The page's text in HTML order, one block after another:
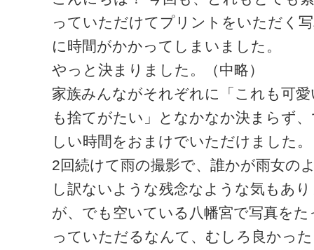
っていただけてプリントをいただく
に時間がかかってしまいました。
やっと決まりました。（中略）
家族みんながそれぞれに「これも可
も捨てがたい」となかなか決まらず
しい時間をおまけでいただけました。
2回続けて雨の撮影で、誰かが雨女の
し訳ないような残念なような気もあ
が、でも空いている八幡宮で写真をた
っていただるなんて、むしろ良かっ